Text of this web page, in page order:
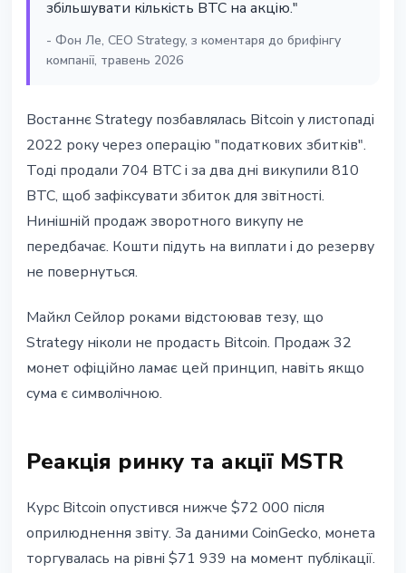
збільшувати кількість BTC на акцію."
- Фон Ле, CEO Strategy, з коментаря до брифінгу
компанії, травень 2026
Востаннє Strategy позбавлялась Bitcoin у листопаді
2022 року через операцію "податкових збитків".
Тоді продали 704 BTC і за два дні викупили 810
BTC, щоб зафіксувати збиток для звітності.
Нинішній продаж зворотного викупу не
передбачає. Кошти підуть на виплати і до резерву
не повернуться.
Майкл Сейлор роками відстоював тезу, що
Strategy ніколи не продасть Bitcoin. Продаж 32
монет офіційно ламає цей принцип, навіть якщо
сума є символічною.
Реакція ринку та акції MSTR
Курс Bitcoin опустився нижче $72 000 після
оприлюднення звіту. За даними CoinGecko, монета
торгувалась на рівні $71 939 на момент публікації.